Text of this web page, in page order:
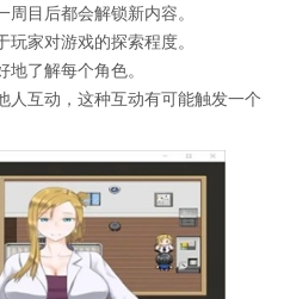
目后都会解锁新内容。
家对游戏的探索程度。
了解每个角色。
人互动，这种互动有可能触发一个